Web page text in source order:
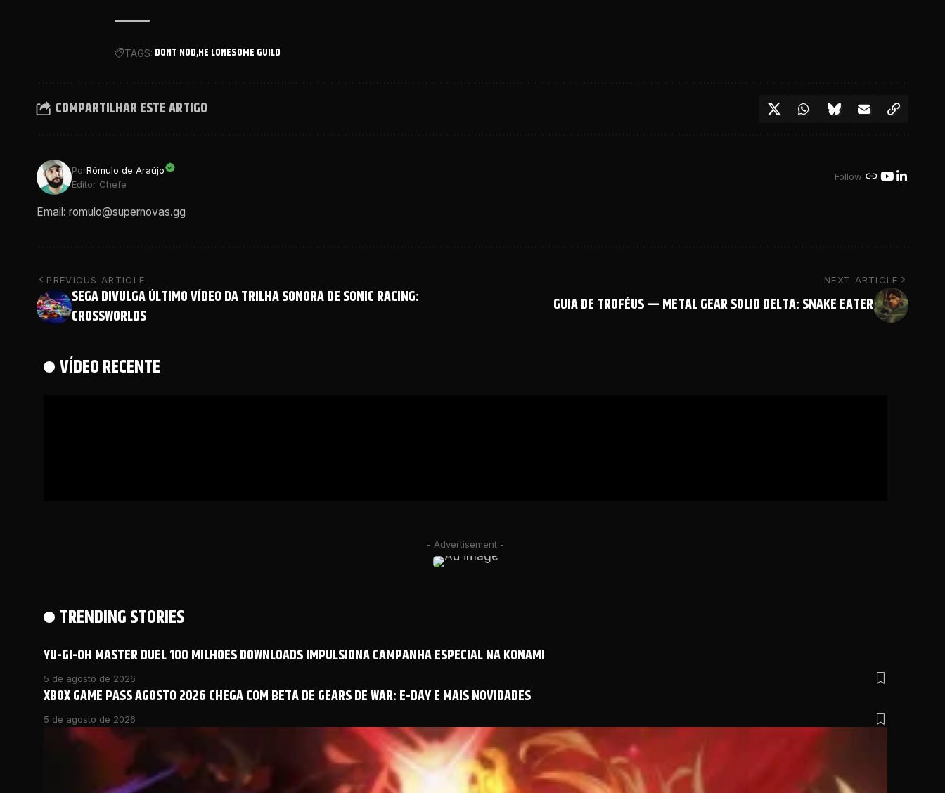
TAGS: DONT NOD HE LONESOME GUILD
COMPARTILHAR ESTE ARTIGO
PorRômulo de Araújo
Editor Chefe
Follow:
Email: romulo@supernovas.gg
PREVIOUS ARTICLE
SEGA DIVULGA ÚLTIMO VÍDEO DA TRILHA SONORA DE SONIC RACING:
CROSSWORLDS
NEXT ARTICLE
GUIA DE TROFÉUS — METAL GEAR SOLID DELTA: SNAKE EATER
VÍDEO RECENTE
- Advertisement -
TRENDING STORIES
YU-GI-OH MASTER DUEL 100 MILHOES DOWNLOADS IMPULSIONA CAMPANHA ESPECIAL NA KONAMI
5 de agosto de 2026
XBOX GAME PASS AGOSTO 2026 CHEGA COM BETA DE GEARS DE WAR: E-DAY E MAIS NOVIDADES
5 de agosto de 2026